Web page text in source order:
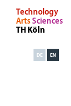
Technology
ArtsSciences
TH Köln
EN
DE